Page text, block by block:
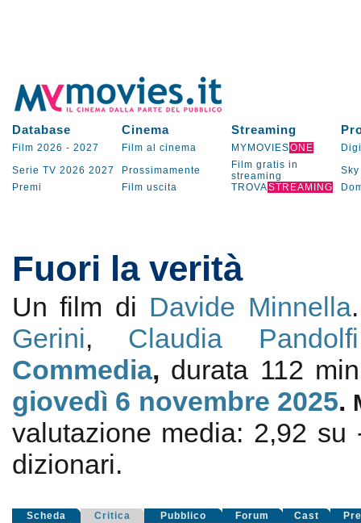
Database Cinema Streaming
Film 2026 - 2027 Film al cinema MYMOVIESONE
Serie TV 2026 2027 Prossimamente
Film gratis in
streaming
Sky
Premi
Film uscita TROVASTREAMING
Fuori la verità
Un film di Davide Minnella
Gerini, Claudia Pandolfi
Commedia, durata 112
giovedì 6 novembre 2025.
valutazione media: 2,92 su
dizionari.
Scheda Critica Pubblico Forum Cast